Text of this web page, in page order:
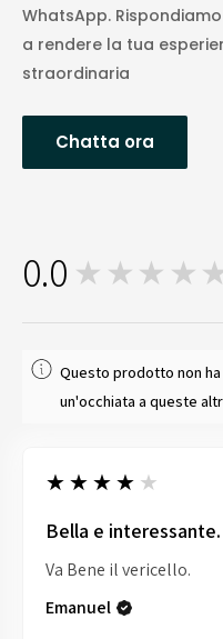
WhatsApp.
a rendere la tua
straordinaria
Chatta ora
0.0
Questo prodotto non
un'occhiata a queste
4
★★★★★
Bella e interessante.
Va Bene il vericello.
Emanuel